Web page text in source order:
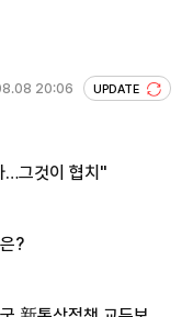
20:06 UPDATE
…그것이 협치"
?